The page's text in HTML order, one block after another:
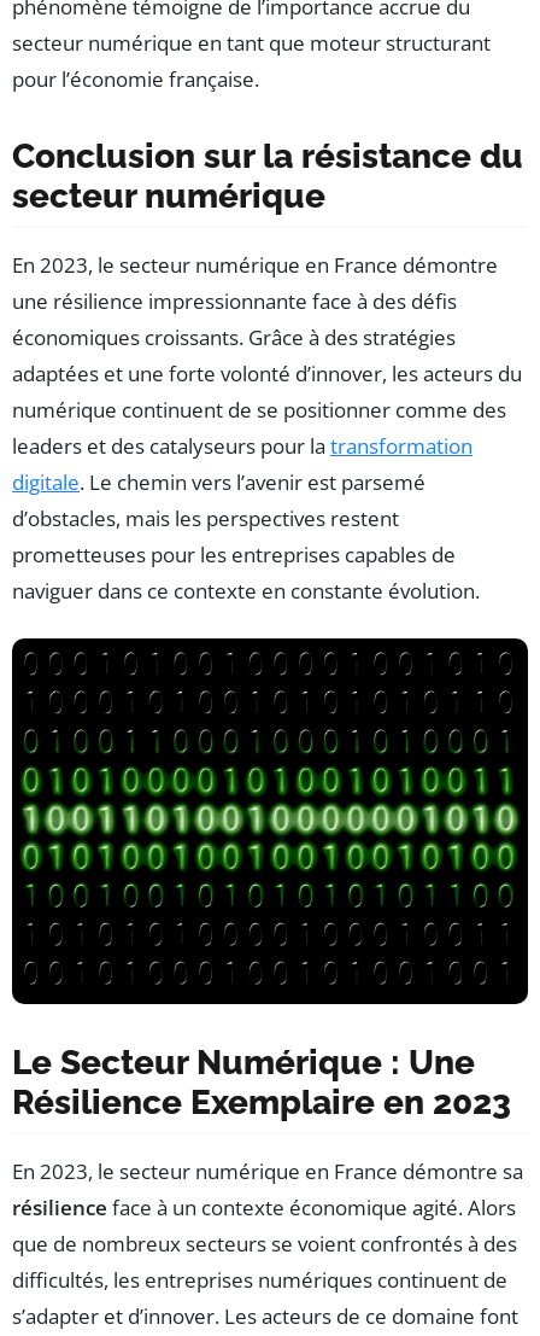
phénomène témoigne de l’importance accrue du
secteur numérique en tant que moteur structurant
pour l’économie française.
Conclusion sur la résistance du
secteur numérique
En 2023, le secteur numérique en France démontre
une résilience impressionnante face à des défis
économiques croissants. Grâce à des stratégies
adaptées et une forte volonté d’innover, les acteurs du
numérique continuent de se positionner comme des
leaders et des catalyseurs pour la transformation
digitale. Le chemin vers l’avenir est parsemé
d’obstacles, mais les perspectives restent
prometteuses pour les entreprises capables de
naviguer dans ce contexte en constante évolution.
Le Secteur Numérique : Une
Résilience Exemplaire en 2023
En 2023, le secteur numérique en France démontre sa
résilience face à un contexte économique agité. Alors
que de nombreux secteurs se voient confrontés à des
difficultés, les entreprises numériques continuent de
s’adapter et d’innover. Les acteurs de ce domaine font